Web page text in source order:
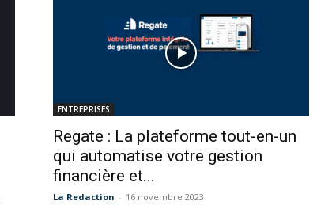
ENTREPRISES
Regate : La plateforme tout-en-un
qui automatise votre gestion
financière et...
La Redaction - 16 novembre 2023